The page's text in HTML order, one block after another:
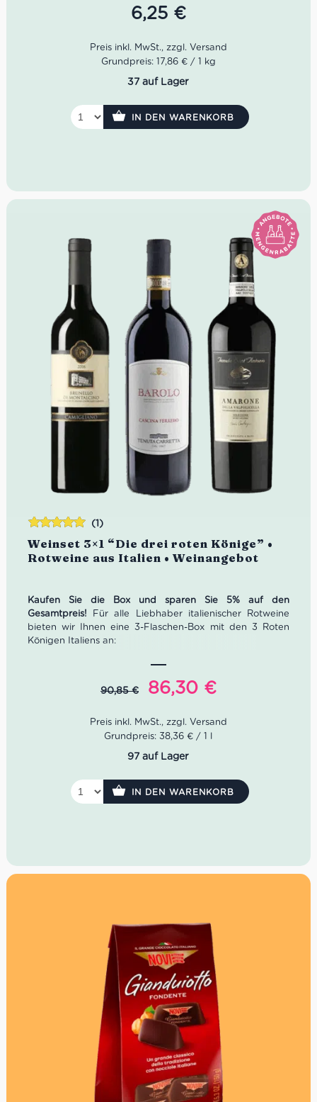
nach allen Regeln der Kunst. Damit die reisenden Gäste
genügend Proviant mit adäquater Qualität hatten,
zu haltbar verpacken.
6,25 €
Grundpreis: 17,86 € / 1 kg
37 auf Lager
IN DEN WARENKORB
Weinset 3×1 “Die drei roten Könige” •
Rotweine aus Italien • Weinangebot
(1)
Kaufen Sie die Box und sparen Sie 5% auf den
Gesamtpreis! Für alle Liebhaber italienischer Rotweine
bieten wir Ihnen eine 3-Flaschen-Box mit den 3 Roten
Königen Italiens an:
1x Amarone Selezione Castagnedi, Sant’Antonio
1x Brunello di Montalcino, Camigliano (Jahrgang:
1x Barolo del Comune di Serralunga d´Alba,
Giovanni Rosso (Jahrgang: 2018)
90,85€
Ursprünglicher
war:
90,85 €
86,30 €Aktueller
ist:
Bewertet
mit5.00 von
5
Grundpreis: 38,36 € / 1 l
97 auf Lager
IN DEN WARENKORB